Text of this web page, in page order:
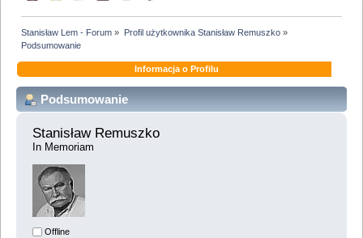
Stanisław Lem - Forum » Profil użytkownika Stanisław Remuszko»
Podsumowanie
Informacja o Profilu
Podsumowanie
Stanisław Remuszko
In Memoriam
Offline